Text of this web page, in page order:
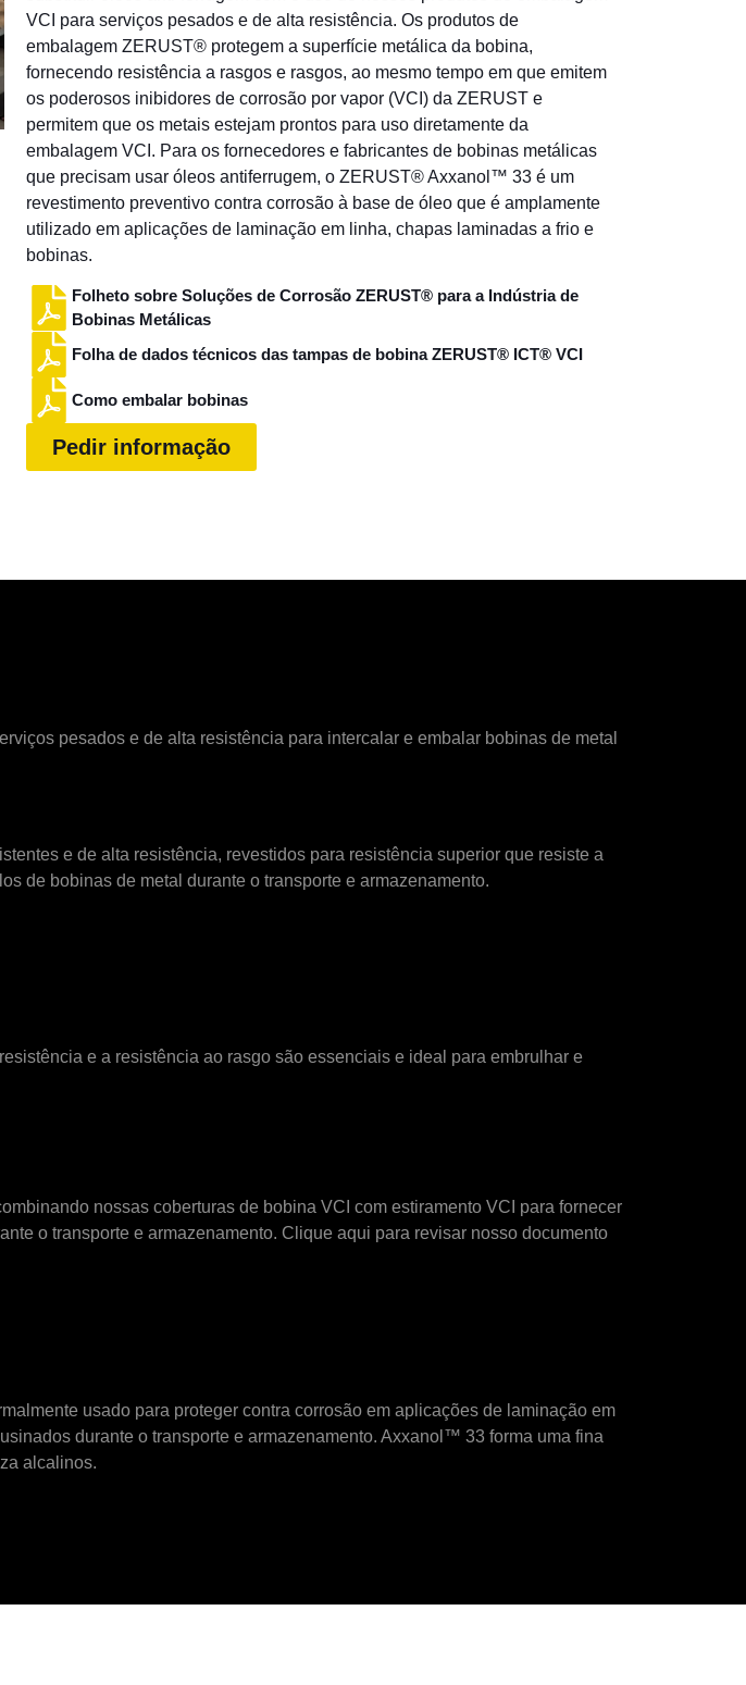
VCI para serviços pesados ​​e de alta resistência. Os produtos de
embalagem ZERUST® protegem a superfície metálica da bobina,
fornecendo resistência a rasgos e rasgos, ao mesmo tempo em que emitem
os poderosos inibidores de corrosão por vapor (VCI) da ZERUST e
permitem que os metais estejam prontos para uso diretamente da
embalagem VCI. Para os fornecedores e fabricantes de bobinas metálicas
que precisam usar óleos antiferrugem, o ZERUST® Axxanol™ 33 é um
revestimento preventivo contra corrosão à base de óleo que é amplamente
utilizado em aplicações de laminação em linha, chapas laminadas a frio e
bobinas.
Folheto sobre Soluções de Corrosão ZERUST® para a Indústria de
Bobinas Metálicas
Folha de dados técnicos das tampas de bobina ZERUST® ICT® VCI
Como embalar bobinas
Pedir informação
pesados ​​e de alta resistência para intercalar e embalar bobinas de metal
e de alta resistência, revestidos para resistência superior que resiste a
de bobinas de metal durante o transporte e armazenamento.
e a resistência ao rasgo são essenciais e ideal para embrulhar e
nossas coberturas de bobina VCI com estiramento VCI para fornecer
o transporte e armazenamento. Clique aqui para revisar nosso documento
usado para proteger contra corrosão em aplicações de laminação em
durante o transporte e armazenamento. Axxanol™ 33 forma uma fina
alcalinos.